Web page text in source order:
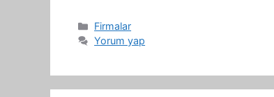
Kategoriler
Firmalar
Yorum yap